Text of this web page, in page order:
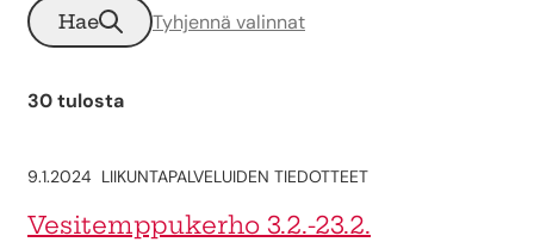
Hae Tyhjennä valinnat
30 tulosta
9.1.2024 LIIKUNTAPALVELUIDEN TIEDOTTEET
Vesitemppukerho 3.2.-23.2.